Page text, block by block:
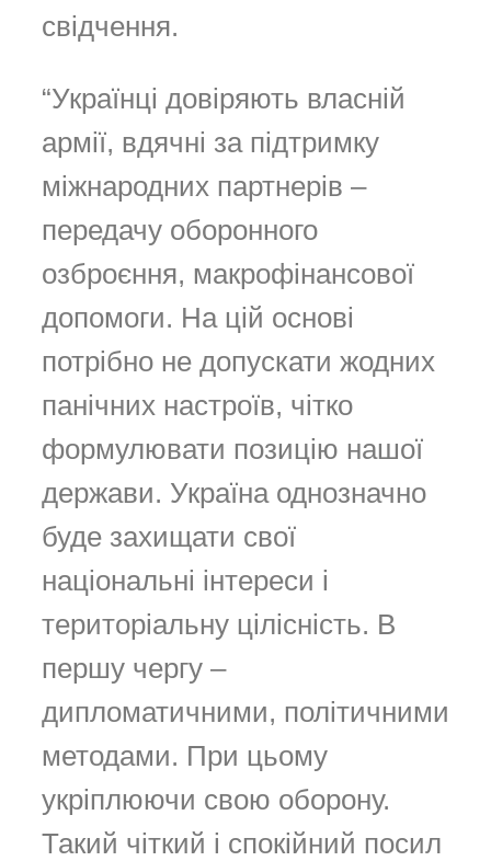
свідчення.
“Українці довіряють власній
армії, вдячні за підтримку
міжнародних партнерів –
передачу оборонного
озброєння, макрофінансової
допомоги. На цій основі
потрібно не допускати жодних
панічних настроїв, чітко
формулювати позицію нашої
держави. Україна однозначно
буде захищати свої
національні інтереси і
територіальну цілісність. В
першу чергу –
дипломатичними, політичними
методами. При цьому
укріплюючи свою оборону.
Такий чіткий і спокійний посил